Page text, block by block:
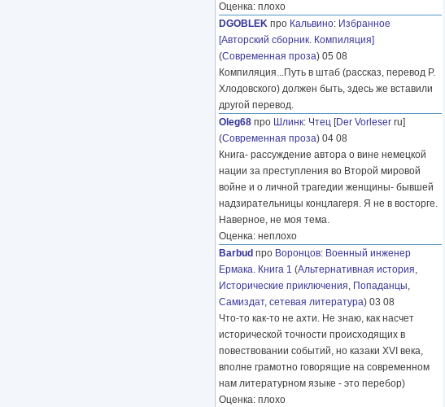
Оценка: плохо
DGOBLEK про Кальвино: Избранное
[Авторский сборник. Компиляция]
(Современная проза) 05 08
Компиляция...Путь в штаб (рассказ, перевод Р.
Хлодовского) должен быть, здесь же вставили
другой перевод.
Oleg68 про Шлинк: Чтец [Der Vorleser ru]
(Современная проза) 04 08
Книга- рассуждение автора о вине немецкой
нации за преступления во Второй мировой
войне и о личной трагедии женщины- бывшей
надзирательницы концлагеря. Я не в восторге.
Наверное, не моя тема.
Оценка: неплохо
Barbud про Воронцов: Военный инженер
Ермака. Книга 1 (Альтернативная история,
Исторические приключения, Попаданцы,
Самиздат, сетевая литература) 03 08
Что-то как-то не ахти. Не знаю, как насчет
исторической точности происходящих в
повествовании событий, но казаки XVI века,
вполне грамотно говорящие на современном
нам литературном языке - это перебор)
Оценка: плохо